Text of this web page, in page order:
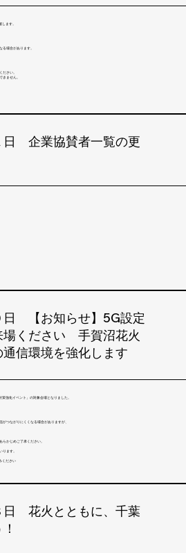
ます。
る場合があります。
ださい。
きません。
日 企業協賛者一覧の更
日 【お知らせ】5G設定
場ください 手賀沼花火
信環境を強化します
強化イベント」の対象会場となりました。
つながりにくくなる場合がありますが、
らかじめご了承ください。
ります。
ください
日 花火とともに、千葉